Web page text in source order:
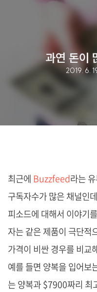
과연 돈이
2019. 6.
최근에 Buzzfeed라는
구독자수가 많은 채널인
피소드에 대해서 이야기
자는 같은 제품이 극단적
가격이 비싼 경우를 비교
예를 들면 양복을 입어
는 양복과 $7900짜리 최